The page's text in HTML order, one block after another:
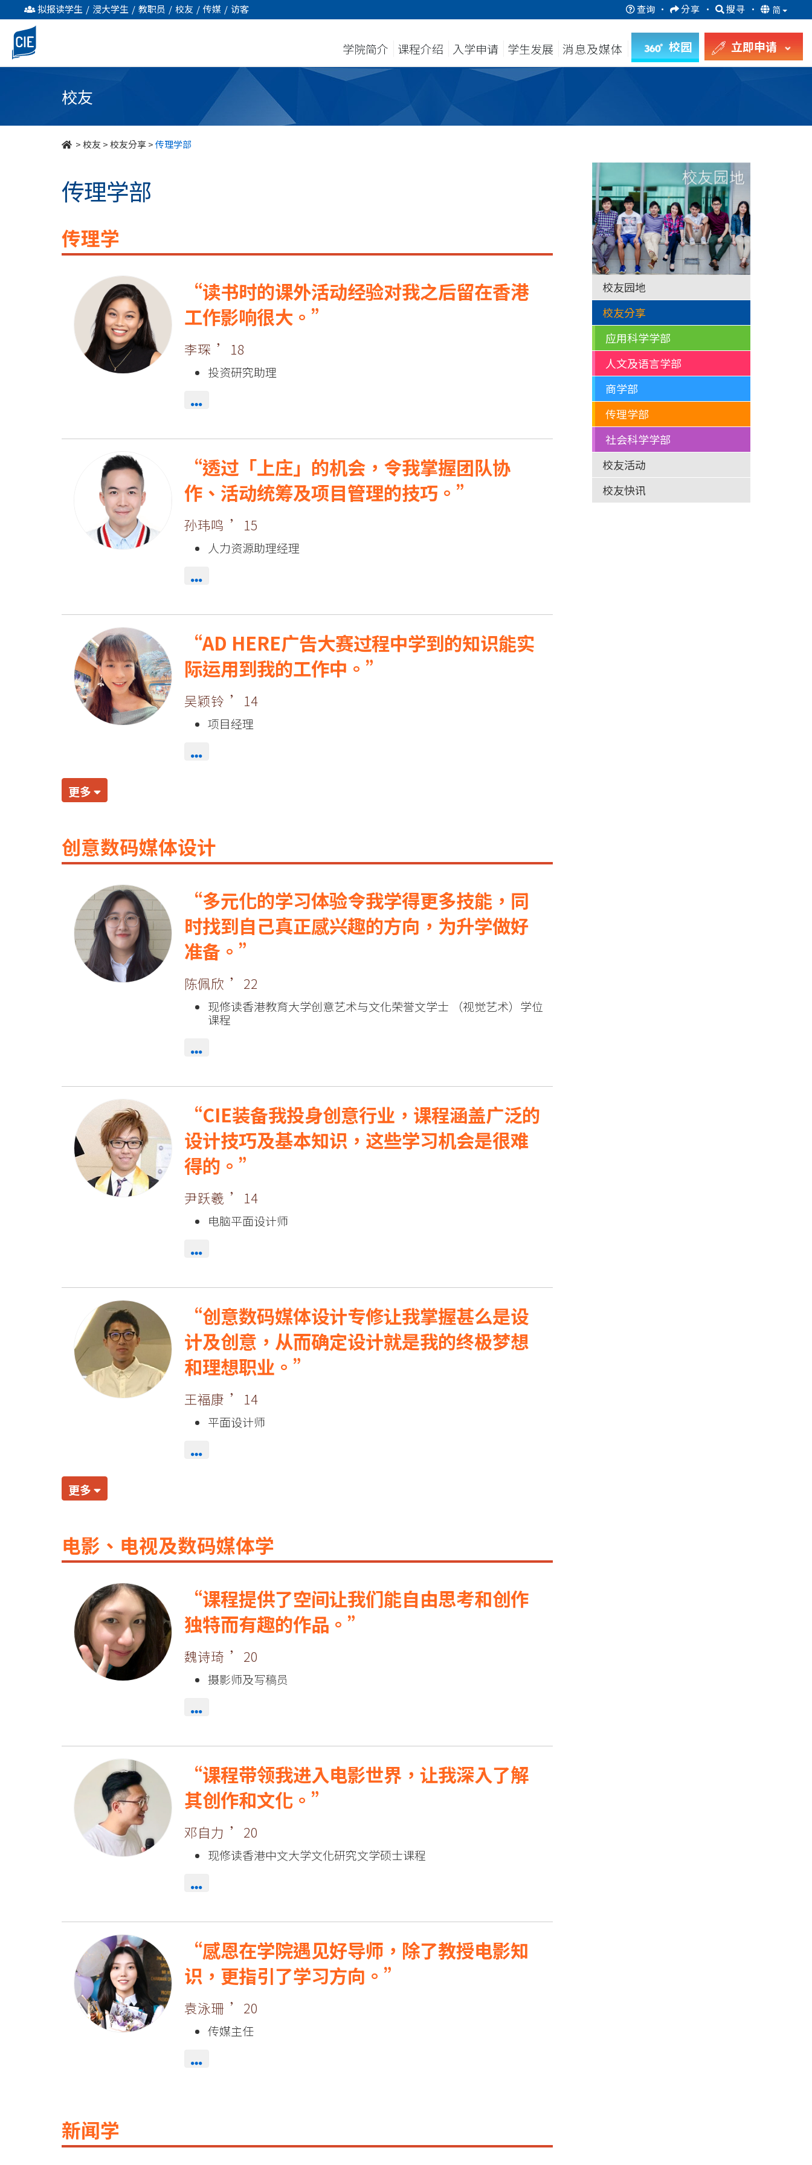
传
理
学
拟报读学生 / 浸大学生 / 教职员 / 校友 / 传媒 / 访客 查询 · 分享 · 搜寻 · 简
学院简介 课程介绍 入学申请 学生发展 消息及媒体 校园 立即申请
校友
>校友 >校友分享>传理学部
传理学部
传理学
读书时的课外活动经验对我之后留在香港
工作影响很大。
李琛 ’18
投资研究助理
透过「上庄」的机会，令我掌握团队协
作、活动统筹及项目管理的技巧。
孙玮鸣 ’15
人力资源助理经理
AD HERE广告大赛过程中学到的知识能实
际运用到我的工作中。
吴颖铃 ’14
项目经理
更多
创意数码媒体设计
多元化的学习体验令我学得更多技能，同
时找到自己真正感兴趣的方向，为升学做好
准备。
陈佩欣 ’22
现修读香港教育大学创意艺术与文化荣誉文学士 （视觉艺术）学位
课程
CIE装备我投身创意行业，课程涵盖广泛的
设计技巧及基本知识，这些学习机会是很难
得的。
尹跃羲 ’14
电脑平面设计师
创意数码媒体设计专修让我掌握甚么是设
计及创意，从而确定设计就是我的终极梦想
和理想职业。
王褔康 ’14
平面设计师
更多
电影、电视及数码媒体学
课程提供了空间让我们能自由思考和创作
独特而有趣的作品。
魏诗琦 ’20
摄影师及写稿员
课程带领我进入电影世界，让我深入了解
其创作和文化。
邓自力 ’20
现修读香港中文大学文化研究文学硕士课程
感恩在学院遇见好导师，除了教授电影知
识，更指引了学习方向。
袁泳珊 ’20
传媒主任
新闻学
校友园地
校友分享
应用科学学部
人文及语言学部
商学部
传理学部
社会科学学部
校友活动
校友快讯